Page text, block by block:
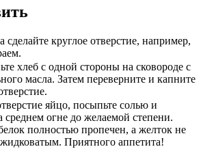
круглое отверстие, например,
хлеб с одной стороны на сковороде с
масла. Затем переверните и капните
яйцо, посыпьте солью и
среднем огне до желаемой степени.
полностью пропечен, а желток не
жидковатым. Приятного аппетита!